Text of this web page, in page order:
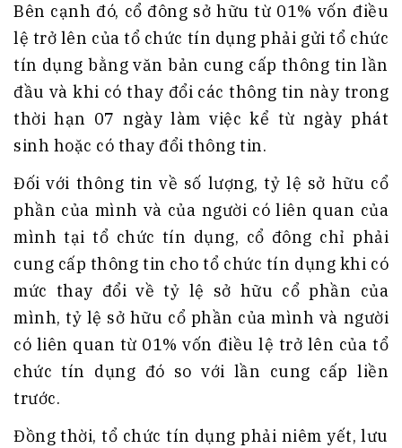
Bên cạnh đó, cổ đông sở hữu từ 01% vốn điều
lệ trở lên của tổ chức tín dụng phải gửi tổ chức
tín dụng bằng văn bản cung cấp thông tin lần
đầu và khi có thay đổi các thông tin này trong
thời hạn 07 ngày làm việc kể từ ngày phát
sinh hoặc có thay đổi thông tin.
Đối với thông tin về số lượng, tỷ lệ sở hữu cổ
phần của mình và của người có liên quan của
mình tại tổ chức tín dụng, cổ đông chỉ phải
cung cấp thông tin cho tổ chức tín dụng khi có
mức thay đổi về tỷ lệ sở hữu cổ phần của
mình, tỷ lệ sở hữu cổ phần của mình và người
có liên quan từ 01% vốn điều lệ trở lên của tổ
chức tín dụng đó so với lần cung cấp liền
trước.
Đồng thời, tổ chức tín dụng phải niêm yết, lưu